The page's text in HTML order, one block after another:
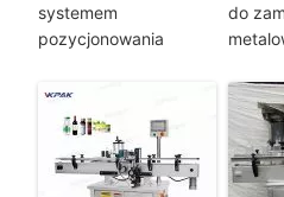
systemem
pozycjonowania
do